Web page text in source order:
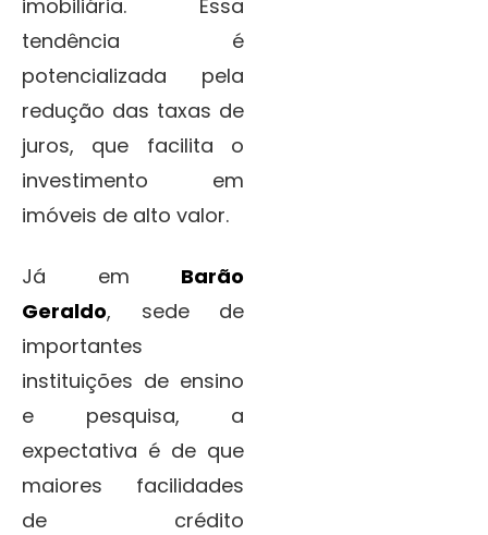
imobiliária. Essa
tendência é
potencializada pela
redução das taxas de
juros, que facilita o
investimento em
imóveis de alto valor.
Já em Barão
Geraldo, sede de
importantes
instituições de ensino
e pesquisa, a
expectativa é de que
maiores facilidades
de crédito